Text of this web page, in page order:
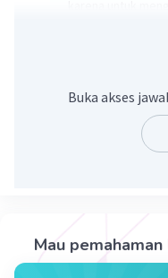
kita menganggap
Buka akses
Mau